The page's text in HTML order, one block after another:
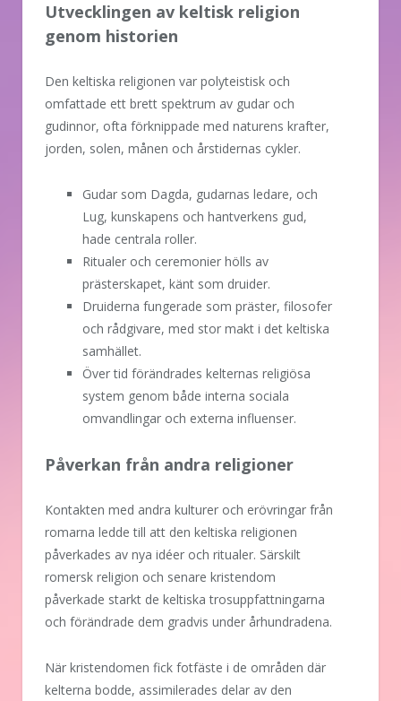
Utvecklingen av keltisk religion
genom historien
Den keltiska religionen var polyteistisk och
omfattade ett brett spektrum av gudar och
gudinnor, ofta förknippade med naturens krafter,
jorden, solen, månen och årstidernas cykler.
Gudar som Dagda, gudarnas ledare, och
Lug, kunskapens och hantverkens gud,
hade centrala roller.
Ritualer och ceremonier hölls av
prästerskapet, känt som druider.
Druiderna fungerade som präster, filosofer
och rådgivare, med stor makt i det keltiska
samhället.
Över tid förändrades kelternas religiösa
system genom både interna sociala
omvandlingar och externa influenser.
Påverkan från andra religioner
Kontakten med andra kulturer och erövringar från
romarna ledde till att den keltiska religionen
påverkades av nya idéer och ritualer. Särskilt
romersk religion och senare kristendom
påverkade starkt de keltiska trosuppfattningarna
och förändrade dem gradvis under århundradena.
När kristendomen fick fotfäste i de områden där
kelterna bodde, assimilerades delar av den